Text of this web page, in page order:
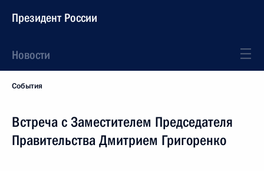
Президент России
Новости
События
Встреча с Заместителем Председателя
Правительства Дмитрием Григоренко